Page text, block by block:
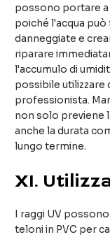
possono portare a
poiché l'acqua
danneggiate e
riparare
l'accumulo di
possibile utilizzare
professionista.
non solo previene
anche la durata
lungo termine.
XI.
I raggi UV
teloni in PVC per